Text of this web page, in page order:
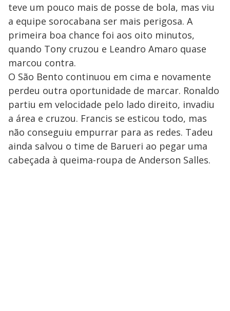
teve um pouco mais de posse de bola, mas viu
a equipe sorocabana ser mais perigosa. A
primeira boa chance foi aos oito minutos,
quando Tony cruzou e Leandro Amaro quase
marcou contra.
O São Bento continuou em cima e novamente
perdeu outra oportunidade de marcar. Ronaldo
partiu em velocidade pelo lado direito, invadiu
a área e cruzou. Francis se esticou todo, mas
não conseguiu empurrar para as redes. Tadeu
ainda salvou o time de Barueri ao pegar uma
cabeçada à queima-roupa de Anderson Salles.